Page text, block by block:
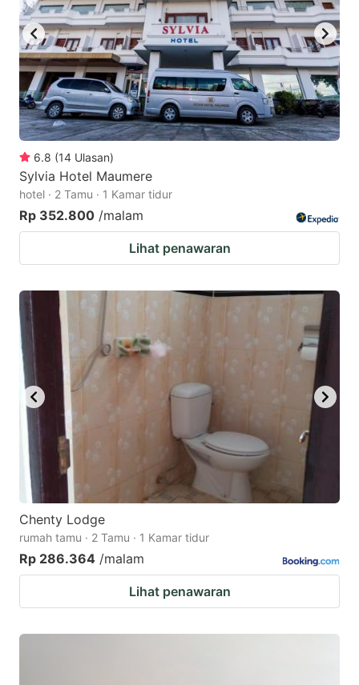
6.8 (14 Ulasan)
Sylvia Hotel Maumere
hotel · 2 Tamu · 1 Kamar tidur
Rp 352.800 /malam
Lihat penawaran
Chenty Lodge
rumah tamu · 2 Tamu · 1 Kamar tidur
Rp 286.364 /malam
Lihat penawaran